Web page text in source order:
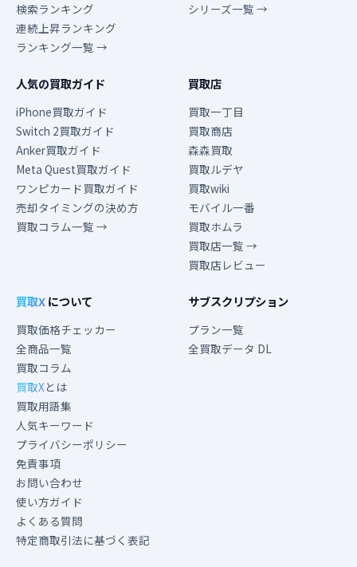
検索ランキング
連続上昇ランキング
ランキング一覧 →
シリーズ一覧 →
人気の買取ガイド
iPhone買取ガイド
Switch 2買取ガイド
Anker買取ガイド
Meta Quest買取ガイド
ワンピカード買取ガイド
売却タイミングの決め方
買取コラム一覧 →
買取店
買取一丁目
買取商店
森森買取
買取ルデヤ
買取wiki
モバイル一番
買取ホムラ
買取店一覧 →
買取店レビュー
買取Xについて
買取価格チェッカー
全商品一覧
買取コラム
買取Xとは
買取用語集
人気キーワード
プライバシーポリシー
免責事項
お問い合わせ
使い方ガイド
よくある質問
特定商取引法に基づく表記
サブスクリプション
プラン一覧
全買取データ DL